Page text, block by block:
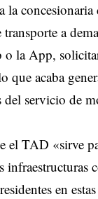
a
o la App,
que acaba
servicio de
el TAD «sirve
en